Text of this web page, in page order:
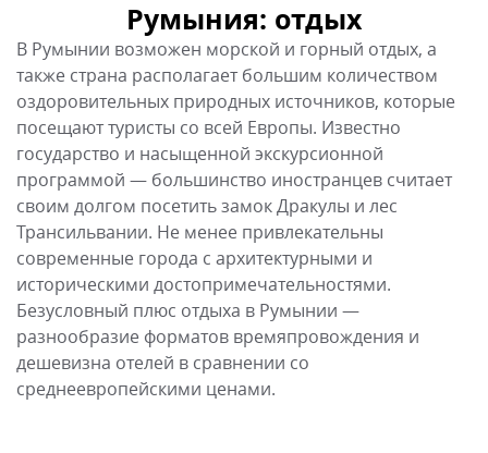
Румыния: отдых
В Румынии возможен морской и горный отдых, а
также страна располагает большим количеством
оздоровительных природных источников, которые
посещают туристы со всей Европы. Известно
государство и насыщенной экскурсионной
программой — большинство иностранцев считает
своим долгом посетить замок Дракулы и лес
Трансильвании. Не менее привлекательны
современные города с архитектурными и
историческими достопримечательностями.
Безусловный плюс отдыха в Румынии —
разнообразие форматов времяпровождения и
дешевизна отелей в сравнении со
среднеевропейскими ценами.